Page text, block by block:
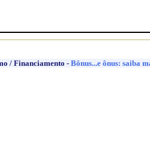
/ Financiamento - Bônus...e ônus: saiba